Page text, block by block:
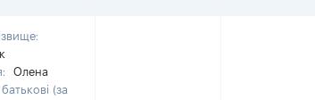
Олена
(за